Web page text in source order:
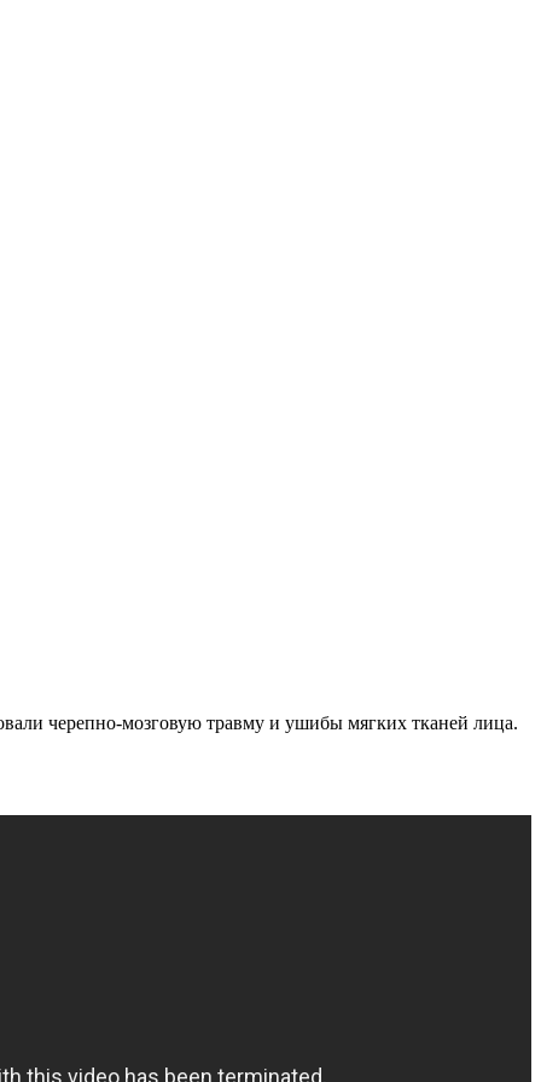
черепно-мозговую травму и ушибы мягких тканей лица.